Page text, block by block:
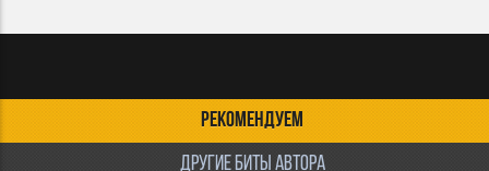
РЕКОМЕНДУЕМ
ДРУГИЕ БИТЫ АВТОРА